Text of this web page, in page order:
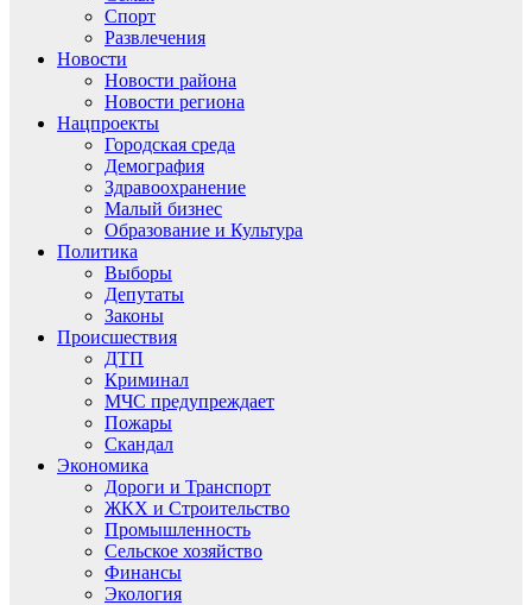
Спорт
Развлечения
Новости
Новости района
Новости региона
Нацпроекты
Городская среда
Демография
Здравоохранение
Малый бизнес
Образование и Культура
Политика
Выборы
Депутаты
Законы
Происшествия
ДТП
Криминал
МЧС предупреждает
Пожары
Скандал
Экономика
Дороги и Транспорт
ЖКХ и Строительство
Промышленность
Сельское хозяйство
Финансы
Экология